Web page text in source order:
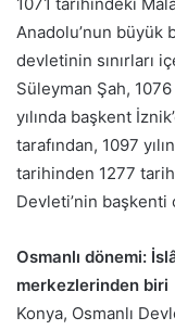
Anadolu’nun büyük
devletinin sınırları
Süleyman Şah, 1076
yılında başkent
tarafından, 1097
tarihinden 1277
Devleti’nin başkenti
Osmanlı dönemi:
merkezlerinden biri
Konya, Osmanlı